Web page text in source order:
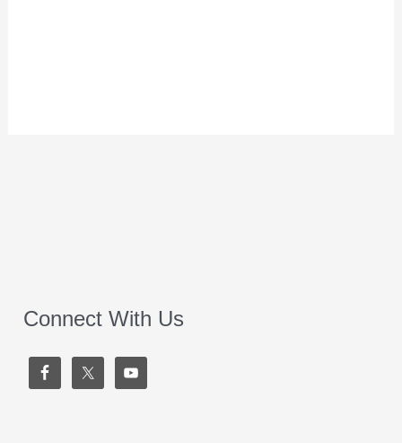
Connect With Us